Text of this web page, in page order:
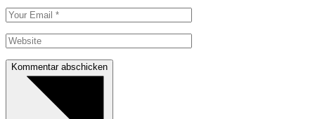
Kommentar abschicken